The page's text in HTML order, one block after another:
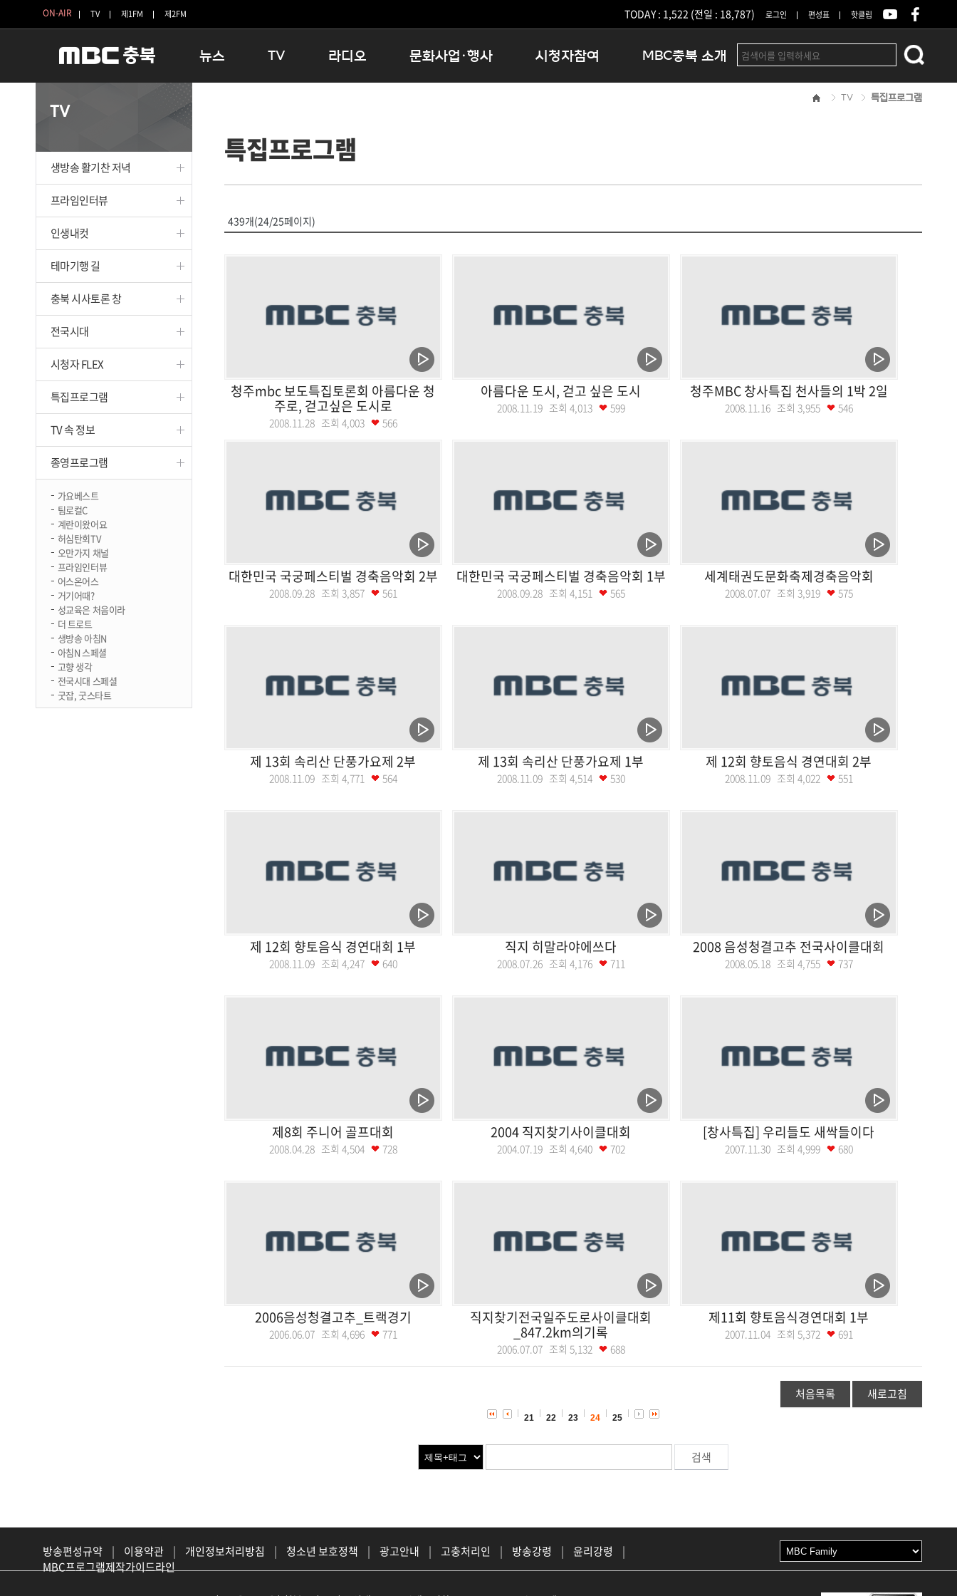
ON-AIR TV 제1FM 제2FM TODAY : 1,522 (전일 : 18,787) 로그인 편성표 핫클립
뉴스
보은
옥천
TV
인생내컷
테마기행 길
시청자 FLEX
특집프로그램
라디오
16:00 완벽한 하루
우리 고향, 부탁해!
문화사업·행사
청원생명쌀 대청호마라톤
시청자참여 MBC충북 소개
결산공고
TV
생방송 활기찬 저녁
프라임인터뷰
인생내컷
테마기행 길
충북 시사토론 창
전국시대
시청자 FLEX
특집프로그램
TV 속 정보
종영프로그램
가요베스트
팀로컬C
계란이왔어요
허심탄회TV
오만가지 채널
프라임인터뷰
어스온어스
거기어때?
성교육은 처음이라
더 트로트
생방송 아침N
아침N 스페셜
고향 생각
전국시대 스페셜
굿잡, 굿스타트
TV 특집프로그램
특집프로그램
439개(24/25페이지)
청주mbc 보도특집토론회 아름다운 청
주로, 걷고싶은 도시로
2008.11.28 조회 4,003 566
아름다운 도시, 걷고 싶은 도시
2008.11.19 조회 4,013 599
청주MBC 창사특집 천사들의 1박 2일
2008.11.16 조회 3,955 546
대한민국 국궁페스티벌 경축음악회 2부
2008.09.28 조회 3,857 561
대한민국 국궁페스티벌 경축음악회 1부
2008.09.28 조회 4,151 565
세계태권도문화축제경축음악회
2008.07.07 조회 3,919 575
제 13회 속리산 단풍가요제 2부
2008.11.09 조회 4,771 564
제 13회 속리산 단풍가요제 1부
2008.11.09 조회 4,514 530
제 12회 향토음식 경연대회 2부
2008.11.09 조회 4,022 551
제 12회 향토음식 경연대회 1부
2008.11.09 조회 4,247 640
직지 히말라야에쓰다
2008.07.26 조회 4,176 711
2008 음성청결고추 전국사이클대회
2008.05.18 조회 4,755 737
제8회 주니어 골프대회
2008.04.28 조회 4,504 728
2004 직지찾기사이클대회
2004.07.19 조회 4,640 702
[창사특집] 우리들도 새싹들이다
2007.11.30 조회 4,999 680
2006음성청결고추_트랙경기
2006.06.07 조회 4,696 771
직지찾기전국일주도로사이클대회
_847.2km의기록
2006.07.07 조회 5,132 688
제11회 향토음식경연대회 1부
2007.11.04 조회 5,372 691
처음목록 새로고침
21 22 23 24 25
방송편성규약 | 이용약관 | 개인정보처리방침 | 청소년 보호정책 | 광고안내 | 고충처리인 | 방송강령 | 윤리강령
|
MBC프로그램제작가이드라인